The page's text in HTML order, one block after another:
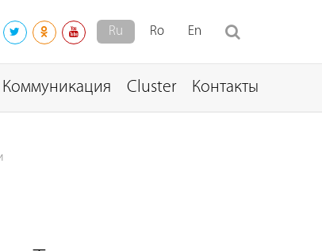
Ru Ro En
Коммуникация Cluster Контакты